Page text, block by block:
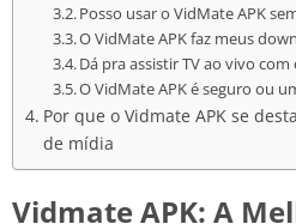
Posso usar o VidMate APK
O VidMate APK faz meus
Dá pra assistir TV ao vivo com
O VidMate APK é seguro ou
Por que o Vidmate APK se
de mídia
Vidmate APK: A